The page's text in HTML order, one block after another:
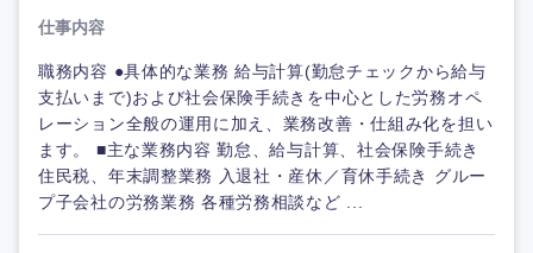
仕事内容
職務内容 ●具体的な業務 給与計算(勤怠チェックから給与
支払いまで)および社会保険手続きを中心とした労務オペ
レーション全般の運用に加え、業務改善・仕組み化を担い
ます。 ■主な業務内容 勤怠、給与計算、社会保険手続き
住民税、年末調整業務 入退社・産休／育休手続き グルー
プ子会社の労務業務 各種労務相談など ...